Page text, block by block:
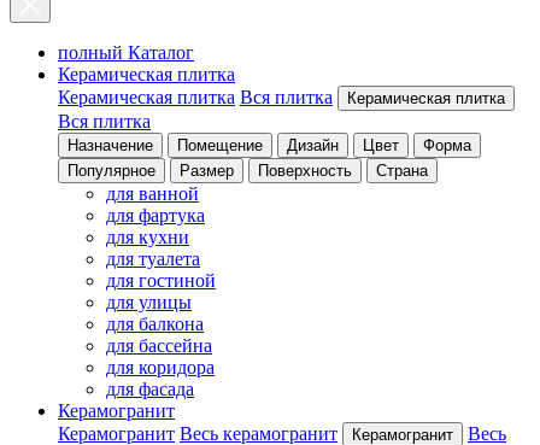
полный Каталог
Керамическая плитка
Керамическая плитка Вся плитка Керамическая плитка
Вся плитка
Назначение Помещение Дизайн Цвет
Форма
Популярное
Размер Поверхность Страна
для ванной
для фартука
для кухни
для туалета
для гостиной
для улицы
для балкона
для бассейна
для коридора
для фасада
Керамогранит
Керамогранит Весь керамогранит Керамогранит
Весь